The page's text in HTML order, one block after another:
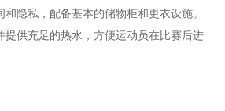
隐私，配备基本的储物柜和更衣设施。
提供充足的热水，方便运动员在比赛后进